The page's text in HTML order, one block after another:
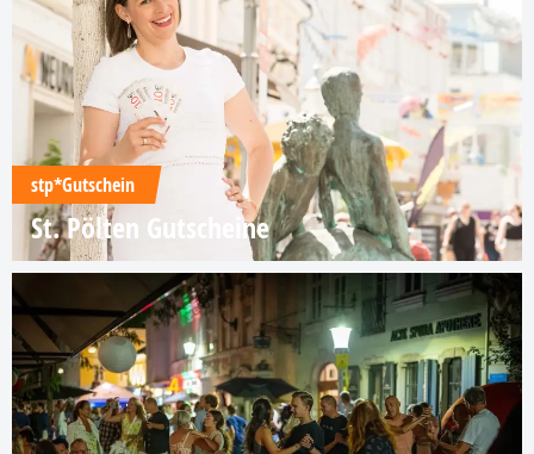
stp*Gutschein
St. Pölten Gutscheine